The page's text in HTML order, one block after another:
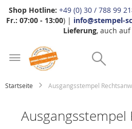
Shop Hotline: +49 (0) 30 / 788 99
Fr.: 07:00 - 13:00) | info@stempel-
Lieferung, auch auf
Startseite Ausgangsstempel
Ausgangsstempel